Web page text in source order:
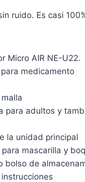
ruido. Es casi
Micro AIR NE-U22.
medicamento
para adultos y
la unidad principal
mascarilla y
bolso de